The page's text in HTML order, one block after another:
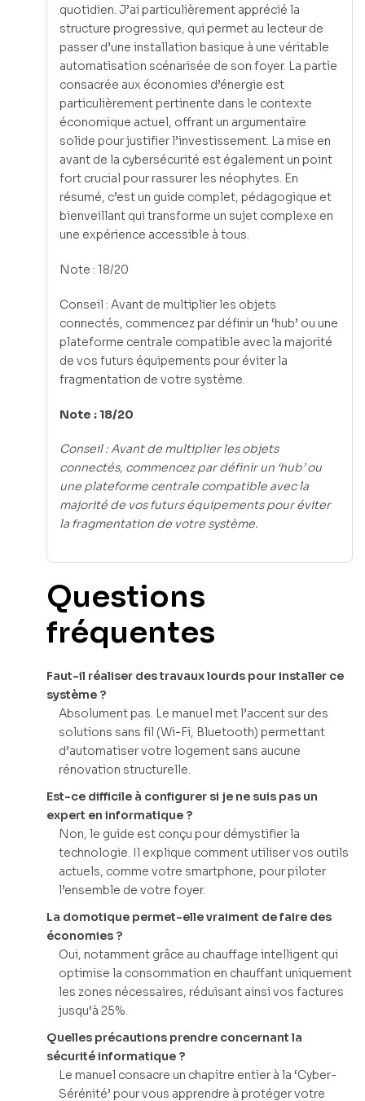
quotidien. J’ai particulièrement apprécié la
structure progressive, qui permet au lecteur de
passer d’une installation basique à une véritable
automatisation scénarisée de son foyer. La partie
consacrée aux économies d’énergie est
particulièrement pertinente dans le contexte
économique actuel, offrant un argumentaire
solide pour justifier l’investissement. La mise en
avant de la cybersécurité est également un point
fort crucial pour rassurer les néophytes. En
résumé, c’est un guide complet, pédagogique et
bienveillant qui transforme un sujet complexe en
une expérience accessible à tous.
Note : 18/20
Conseil : Avant de multiplier les objets
connectés, commencez par définir un ‘hub’ ou une
plateforme centrale compatible avec la majorité
de vos futurs équipements pour éviter la
fragmentation de votre système.
Note : 18/20
Conseil : Avant de multiplier les objets
connectés, commencez par définir un ‘hub’ ou
une plateforme centrale compatible avec la
majorité de vos futurs équipements pour éviter
la fragmentation de votre système.
Questions
fréquentes
Faut-il réaliser des travaux lourds pour installer ce
système ?
Absolument pas. Le manuel met l’accent sur des
solutions sans fil (Wi-Fi, Bluetooth) permettant
d’automatiser votre logement sans aucune
rénovation structurelle.
Est-ce difficile à configurer si je ne suis pas un
expert en informatique ?
Non, le guide est conçu pour démystifier la
technologie. Il explique comment utiliser vos outils
actuels, comme votre smartphone, pour piloter
l’ensemble de votre foyer.
La domotique permet-elle vraiment de faire des
économies ?
Oui, notamment grâce au chauffage intelligent qui
optimise la consommation en chauffant uniquement
les zones nécessaires, réduisant ainsi vos factures
jusqu’à 25%.
Quelles précautions prendre concernant la
sécurité informatique ?
Le manuel consacre un chapitre entier à la ‘Cyber-
Sérénité’ pour vous apprendre à protéger votre